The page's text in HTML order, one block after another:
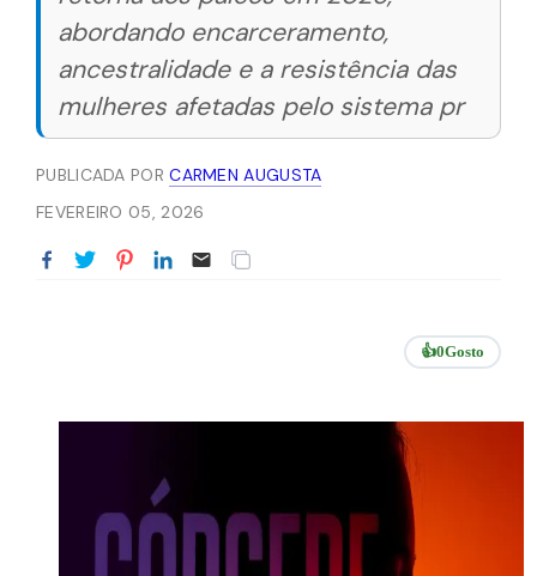
abordando encarceramento,
ancestralidade e a resistência das
mulheres afetadas pelo sistema pr
PUBLICADA PORCARMEN AUGUSTA
FEVEREIRO 05, 2026
👍0Gosto